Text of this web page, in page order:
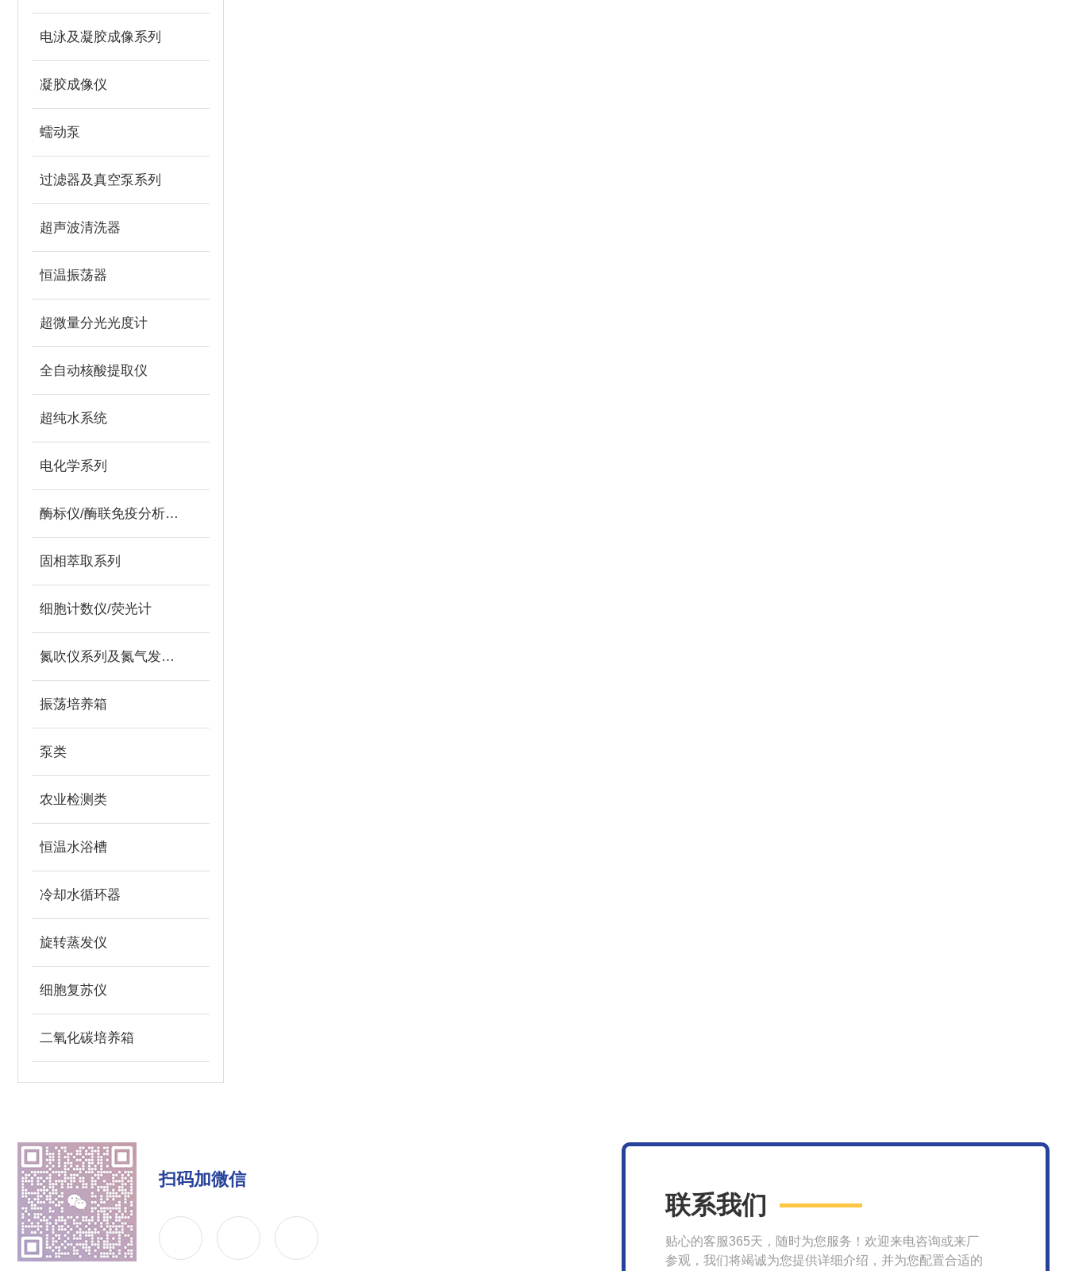
电泳及凝胶成像系列
凝胶成像仪
蠕动泵
过滤器及真空泵系列
超声波清洗器
恒温振荡器
超微量分光光度计
全自动核酸提取仪
超纯水系统
电化学系列
酶标仪/酶联免疫分析仪及洗板机
固相萃取系列
细胞计数仪/荧光计
氮吹仪系列及氮气发生器
振荡培养箱
泵类
农业检测类
恒温水浴槽
冷却水循环器
旋转蒸发仪
细胞复苏仪
二氧化碳培养箱
扫码加微信
联系我们
贴心的客服365天，随时为您服务！欢迎来电咨询或来厂
参观，我们将竭诚为您提供详细介绍，并为您配置合适的